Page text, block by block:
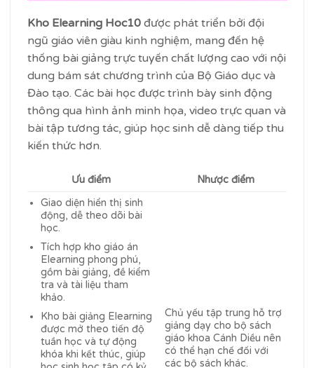
Kho Elearning Hoc10 được phát triển bởi đội
ngũ giáo viên giàu kinh nghiệm, mang đến hệ
thống bài giảng trực tuyến chất lượng cao với nội
dung bám sát chương trình của Bộ Giáo dục và
Đào tạo. Các bài học được trình bày sinh động
thông qua hình ảnh minh họa, video trực quan và
bài tập tương tác, giúp học sinh dễ dàng tiếp thu
kiến thức hơn.
Ưu điểm
Nhược điểm
Giao diện hiển thị sinh
động, dễ theo dõi bài
học.
Tích hợp kho giáo án
Elearning phong phú,
gồm bài giảng, đề kiểm
tra và tài liệu tham
khảo.
Kho bài giảng Elearning
được mở theo tiến độ
tuần học và tự động
khóa khi kết thúc, giúp
Chủ yếu tập trung hỗ trợ
giảng dạy cho bộ sách
giáo khoa Cánh Diều nên
có thể hạn chế đối với
các bộ sách khác.